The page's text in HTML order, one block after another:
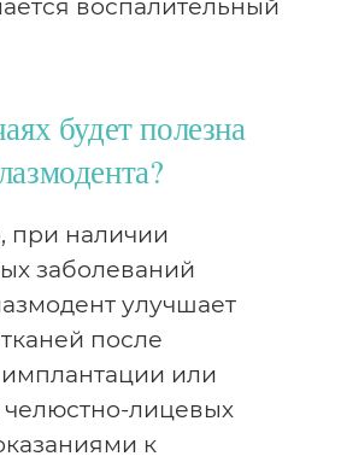
воспалительный
будет полезна
при наличии
заболеваний
улучшает
после
или
лицевых
к